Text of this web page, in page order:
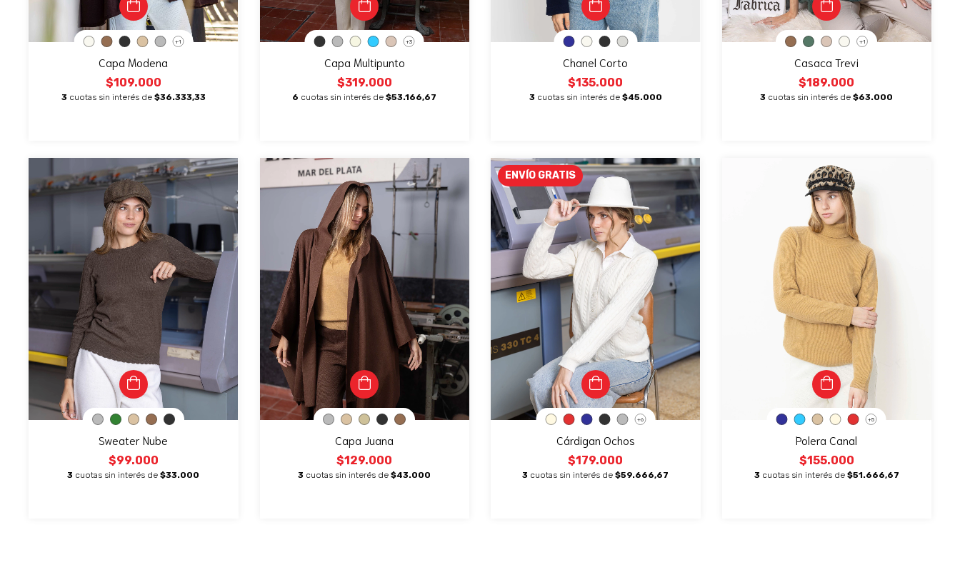
+1
Capa Modena
$109.000
3 cuotas sin interés de $36.333,33
+3
Capa Multipunto
$319.000
6 cuotas sin interés de$53.166,67
Chanel Corto
$135.000
3 cuotas sin interés de $45.000
+1
Casaca Trevi
$189.000
3 cuotas sin interés de$63.000
Sweater Nube
$99.000
3 cuotas sin interés de$33.000
Capa Juana
$129.000
3 cuotas sin interés de$43.000
ENVÍO GRATIS
+6
Cárdigan Ochos
$179.000
3 cuotas sin interés de$59.666,67
+5
Polera Canal
$155.000
3 cuotas sin interés de $51.666,67